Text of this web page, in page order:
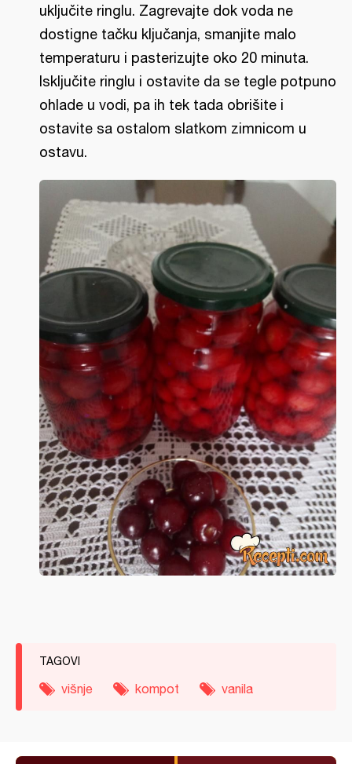
uključite ringlu. Zagrevajte dok voda ne
dostigne tačku ključanja, smanjite malo
temperaturu i pasterizujte oko 20 minuta.
Isključite ringlu i ostavite da se tegle potpuno
ohlade u vodi, pa ih tek tada obrišite i
ostavite sa ostalom slatkom zimnicom u
ostavu.
TAGOVI
višnje kompot vanila